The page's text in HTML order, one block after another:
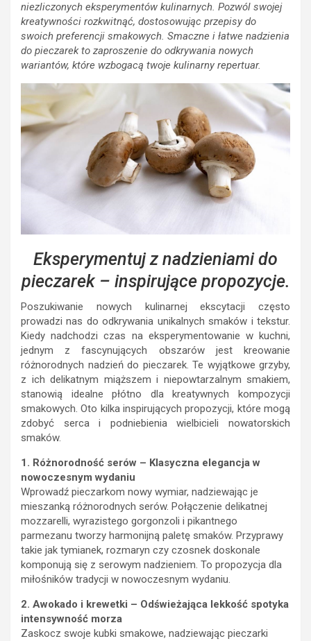
niezliczonych eksperymentów kulinarnych. Pozwól swojej
kreatywności rozkwitnąć, dostosowując przepisy do
swoich preferencji smakowych. Smaczne i łatwe nadzienia
do pieczarek to zaproszenie do odkrywania nowych
wariantów, które wzbogacą twoje kulinarny repertuar.
Eksperymentuj z nadzieniami do
pieczarek – inspirujące propozycje.
Poszukiwanie nowych kulinarnej ekscytacji często
prowadzi nas do odkrywania unikalnych smaków i tekstur.
Kiedy nadchodzi czas na eksperymentowanie w kuchni,
jednym z fascynujących obszarów jest kreowanie
różnorodnych nadzień do pieczarek. Te wyjątkowe grzyby,
z ich delikatnym miąższem i niepowtarzalnym smakiem,
stanowią idealne płótno dla kreatywnych kompozycji
smakowych. Oto kilka inspirujących propozycji, które mogą
zdobyć serca i podniebienia wielbicieli nowatorskich
smaków.
1. Różnorodność serów – Klasyczna elegancja w
nowoczesnym wydaniu
Wprowadź pieczarkom nowy wymiar, nadziewając je
mieszanką różnorodnych serów. Połączenie delikatnej
mozzarelli, wyrazistego gorgonzoli i pikantnego
parmezanu tworzy harmonijną paletę smaków. Przyprawy
takie jak tymianek, rozmaryn czy czosnek doskonale
komponują się z serowym nadzieniem. To propozycja dla
miłośników tradycji w nowoczesnym wydaniu.
2. Awokado i krewetki – Odświeżająca lekkość spotyka
intensywność morza
Zaskocz swoje kubki smakowe, nadziewając pieczarki